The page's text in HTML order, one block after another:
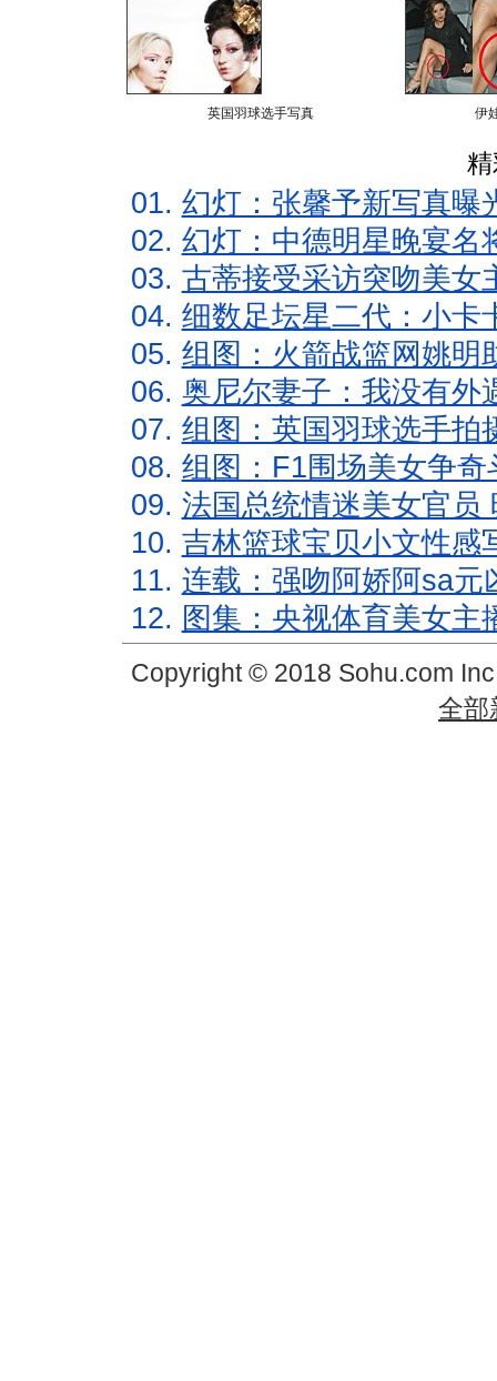
英国羽球选手写真 伊
01. 幻灯：张馨予新写真曝
02. 幻灯：中德明星晚宴名
03. 古蒂接受采访突吻美女
04. 细数足坛星二代：小卡
05. 组图：火箭战篮网姚明
06. 奥尼尔妻子：我没有外
07. 组图：英国羽球选手拍
08. 组图：F1围场美女争
09. 法国总统情迷美女官员
10. 吉林篮球宝贝小文性感
11. 连载：强吻阿娇阿sa元
12. 图集：央视体育美女主
Copyright © 2018 Sohu.com
全部